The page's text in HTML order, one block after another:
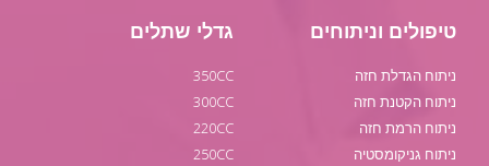
טיפולים וניתוחים
ניתוח הגדלת חזה
ניתוח הקטנת חזה
ניתוח הרמת חזה
ניתוח גניקומסטיה
גדלי שתלים
350CC
300CC
220CC
250CC